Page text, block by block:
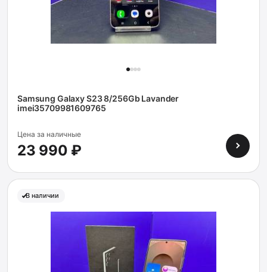
Samsung Galaxy S23 8/256Gb Lavander
imei35709981609765
Цена за наличные
23 990 ₽
В наличии